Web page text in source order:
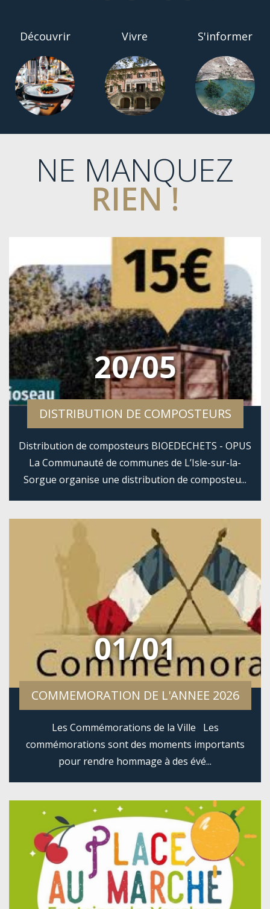
Découvrir Vivre S'informer
NE MANQUEZ
RIEN !
20/05
DISTRIBUTION DE COMPOSTEURS
Distribution de composteurs BIOEDECHETS - OPUS
La Communauté de communes de L’Isle-sur-la-
Sorgue organise une distribution de composteu...
01/01
COMMEMORATION DE L'ANNEE 2026
Les Commémorations de la Ville Les
commémorations sont des moments importants
pour rendre hommage à des évé...